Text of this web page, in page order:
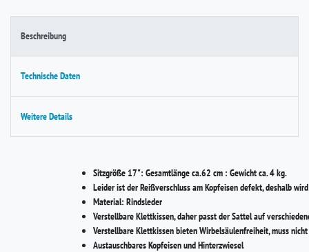
Beschreibung
Technische Daten
Weitere Details
Sitzgröße 17": Gesamtlänge ca.62 cm : Gewicht ca. 4 kg.
Leider ist der Reißverschluss am Kopfeisen defekt, deshalb
Material: Rindsleder
Verstellbare Klettkissen, daher passt der Sattel auf
Verstellbare Klettkissen bieten Wirbelsäulenfreiheit, muss
Austauschbares Kopfeisen und Hinterzwiesel